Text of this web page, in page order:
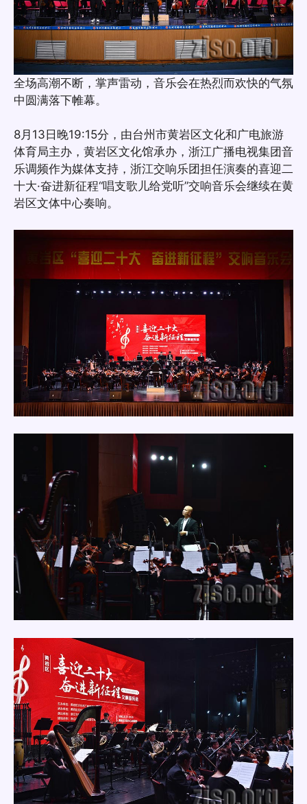
全场高潮不断，掌声雷动，音乐会在热烈而欢快的气氛
中圆满落下帷幕。
8月13日晚19:15分，由台州市黄岩区文化和广电旅游
体育局主办，黄岩区文化馆承办，浙江广播电视集团音
乐调频作为媒体支持，浙江交响乐团担任演奏的喜迎二
十大·奋进新征程“唱支歌儿给党听”交响音乐会继续在黄
岩区文体中心奏响。